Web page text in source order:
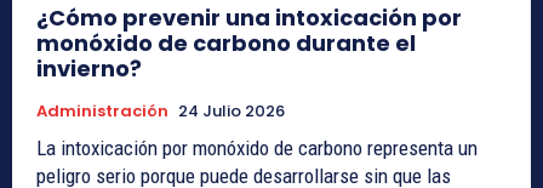
¿Cómo prevenir una intoxicación por
monóxido de carbono durante el
invierno?
Administración 24 Julio 2026
La intoxicación por monóxido de carbono representa un
peligro serio porque puede desarrollarse sin que las